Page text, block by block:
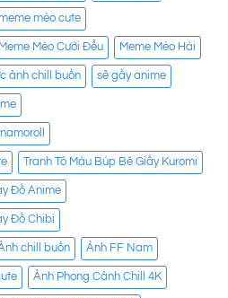
mèo cute
Meme Mèo Cười Đểu Meme Mèo Hài
ảnh chill buồn sẽ gầy anime
Tranh Tô Màu Búp Bê Giấy Kuromi
Đồ Anime
Đồ Chibi
chill buồn Ảnh FF Nam
Ảnh Phong Cảnh Chill 4K